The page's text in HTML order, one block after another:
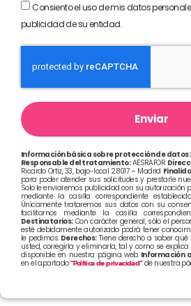
Consiento el uso de mis datos
publicidad de su entidad.
Enviar
Información básica sobre protección de datos:
Responsable del tratamiento:AESRAFOR
Ricardo Ortiz, 33, bajo-local 28017 – Madrid
para poder atender sus solicitudes y prestarle
Solo le enviaremos publicidad con su autorización
mediante la casilla correspondiente
Únicamente trataremos sus datos con su
facilitarnos mediante la casilla
Destinatarios:Con carácter general, sólo el
esté debidamente autorizado podrá tener
le pedimos.Derechos:Tiene derecho a saber
usted, corregirla y eliminarla, tal y como se
disponible en nuestra página web.Información
en el apartado“Política de privacidad”de nuestra